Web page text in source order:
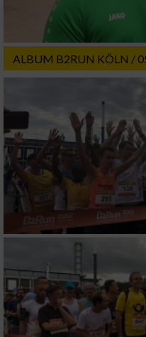
ALBUM B2RUN KÖLN /